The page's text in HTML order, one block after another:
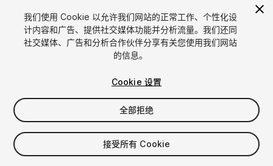
1/3
$11.90
增值税将在结算时计算
我们使用 Cookie 以允许我们网站的正常工作、个性化设
计内容和广告、提供社交媒体功能并分析流量。我们还同
社交媒体、广告和分析合作伙伴分享有关您使用我们网站
的信息。
Cookie 设置
全部拒绝
接受所有 Cookie